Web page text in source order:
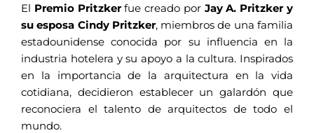
El Premio Pritzkerfue creado por Jay A. Pritzker y
su esposa Cindy Pritzker, miembros de una familia
estadounidense conocida por su influencia en la
industria hotelera y su apoyo a la cultura. Inspirados
en la importancia de la arquitectura en la vida
cotidiana, decidieron establecer un galardón que
reconociera el talento de arquitectos de todo el
mundo.